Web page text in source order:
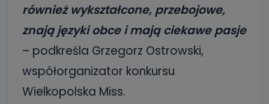
również wykształcone, przebojowe,
znają języki obce i mają ciekawe pasje
– podkreśla Grzegorz Ostrowski,
współorganizator konkursu
Wielkopolska Miss.